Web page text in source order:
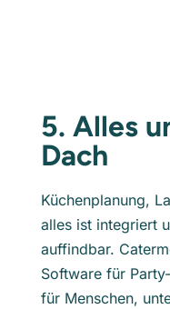
5. Alles
Dach
Küchenplanung,
alles ist integriert
auffindbar.
Software für
für Menschen,